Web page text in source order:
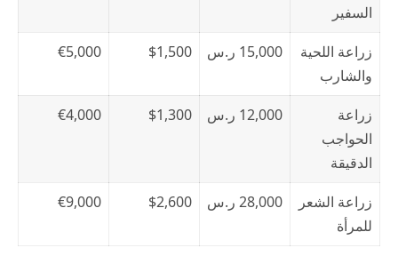
السفير
زراعة اللحية
والشارب
15,000 ر.س $1,500
€5,000
زراعة
الحواجب
الدقيقة
12,000 ر.س $1,300
€4,000
زراعة الشعر
للمرأة
28,000 ر.س $2,600
€9,000